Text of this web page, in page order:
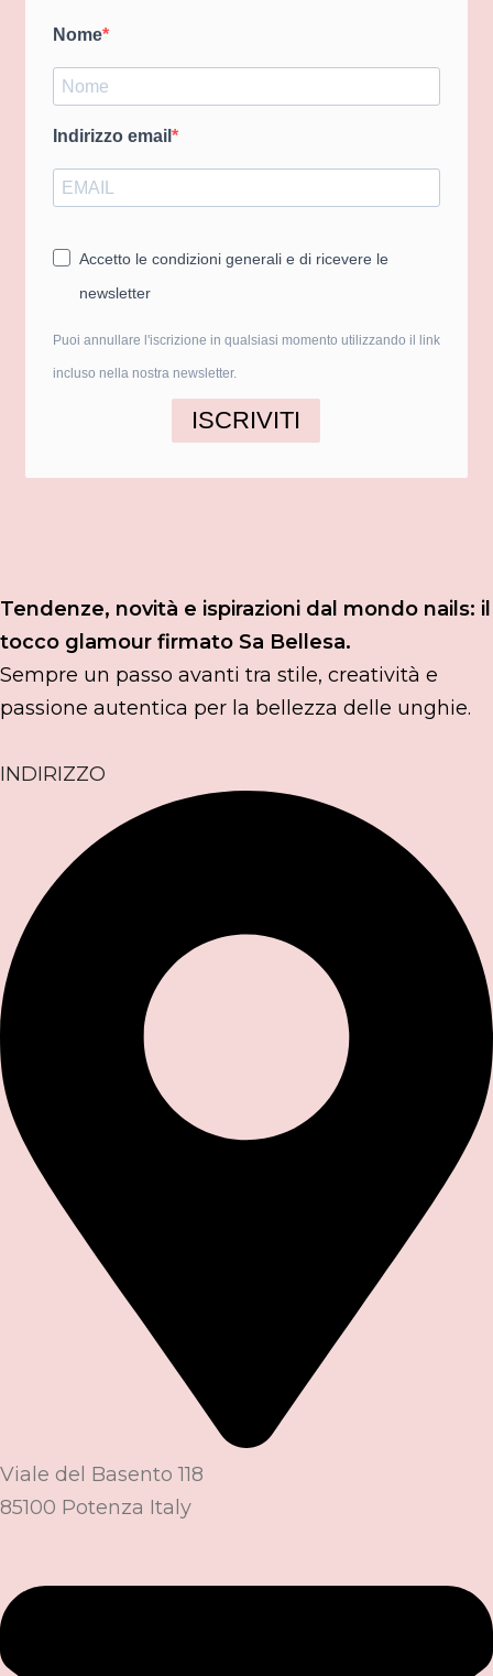
Nome
Indirizzo email
Accetto le condizioni generali e di ricevere le
newsletter
Puoi annullare l'iscrizione in qualsiasi momento utilizzando il link
incluso nella nostra newsletter.
ISCRIVITI
Tendenze, novità e ispirazioni dal mondo nails: il
tocco glamour firmato Sa Bellesa.
Sempre un passo avanti tra stile, creatività e
passione autentica per la bellezza delle unghie.
INDIRIZZO
Viale del Basento 118
85100 Potenza Italy